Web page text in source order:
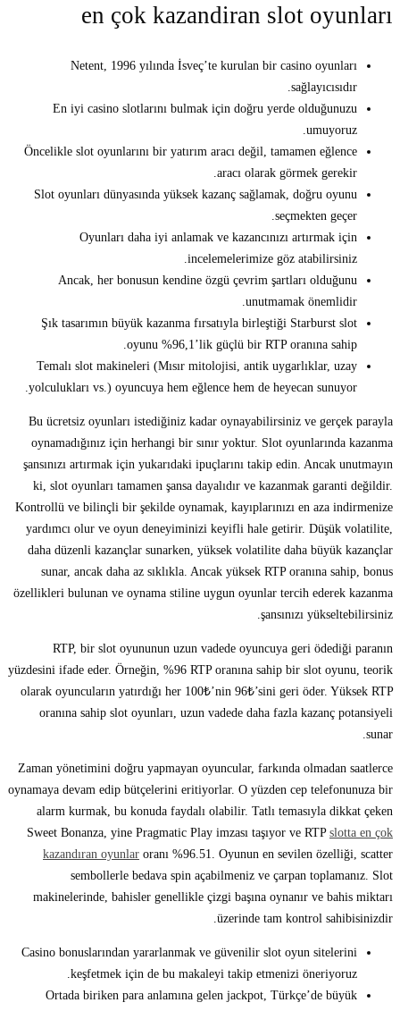
en çok kazandiran slot oyunları
Netent, 1996 yılında İsveç’te kurulan bir casino oyunları
sağlayıcısıdır.
En iyi casino slotlarını bulmak için doğru yerde olduğunuzu
umuyoruz.
Öncelikle slot oyunlarını bir yatırım aracı değil, tamamen eğlence
aracı olarak görmek gerekir.
Slot oyunları dünyasında yüksek kazanç sağlamak, doğru oyunu
seçmekten geçer.
Oyunları daha iyi anlamak ve kazancınızı artırmak için
incelemelerimize göz atabilirsiniz.
Ancak, her bonusun kendine özgü çevrim şartları olduğunu
unutmamak önemlidir.
Şık tasarımın büyük kazanma fırsatıyla birleştiği Starburst slot
oyunu %96,1’lik güçlü bir RTP oranına sahip.
Temalı slot makineleri (Mısır mitolojisi, antik uygarlıklar, uzay
yolculukları vs.) oyuncuya hem eğlence hem de heyecan sunuyor.
Bu ücretsiz oyunları istediğiniz kadar oynayabilirsiniz ve gerçek parayla
oynamadığınız için herhangi bir sınır yoktur. Slot oyunlarında kazanma
şansınızı artırmak için yukarıdaki ipuçlarını takip edin. Ancak unutmayın
ki, slot oyunları tamamen şansa dayalıdır ve kazanmak garanti değildir.
Kontrollü ve bilinçli bir şekilde oynamak, kayıplarınızı en aza indirmenize
yardımcı olur ve oyun deneyiminizi keyifli hale getirir. Düşük volatilite,
daha düzenli kazançlar sunarken, yüksek volatilite daha büyük kazançlar
sunar, ancak daha az sıklıkla. Ancak yüksek RTP oranına sahip, bonus
özellikleri bulunan ve oynama stiline uygun oyunlar tercih ederek kazanma
şansınızı yükseltebilirsiniz.
RTP, bir slot oyununun uzun vadede oyuncuya geri ödediği paranın
yüzdesini ifade eder. Örneğin, %96 RTP oranına sahip bir slot oyunu, teorik
olarak oyuncuların yatırdığı her 100₺’nin 96₺’sini geri öder. Yüksek RTP
oranına sahip slot oyunları, uzun vadede daha fazla kazanç potansiyeli
sunar.
Zaman yönetimini doğru yapmayan oyuncular, farkında olmadan saatlerce
oynamaya devam edip bütçelerini eritiyorlar. O yüzden cep telefonunuza bir
alarm kurmak, bu konuda faydalı olabilir. Tatlı temasıyla dikkat çeken
Sweet Bonanza, yine Pragmatic Play imzası taşıyor ve RTP slotta en çok
kazandıran oyunlar oranı %96.51. Oyunun en sevilen özelliği, scatter
sembollerle bedava spin açabilmeniz ve çarpan toplamanız. Slot
makinelerinde, bahisler genellikle çizgi başına oynanır ve bahis miktarı
üzerinde tam kontrol sahibisinizdir.
Casino bonuslarından yararlanmak ve güvenilir slot oyun sitelerini
keşfetmek için de bu makaleyi takip etmenizi öneriyoruz.
Ortada biriken para anlamına gelen jackpot, Türkçe’de büyük